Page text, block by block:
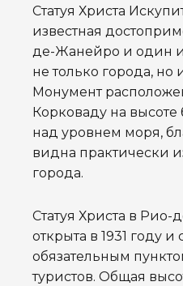
Статуя Христа
известная
де-Жанейро и один
не только города, но
Монумент
Корковаду на
над уровнем моря,
видна практически
города.
Статуя Христа в
открыта в 1931 году и
обязательным
туристов. Общая